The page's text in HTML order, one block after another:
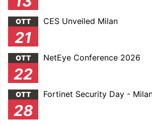
OTT
21
CES Unveiled Milan
OTT
22
NetEye Conference 2026
OTT
28
Fortinet Security Day -